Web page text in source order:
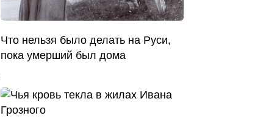
Что нельзя было делать на Руси,
пока умерший был дома